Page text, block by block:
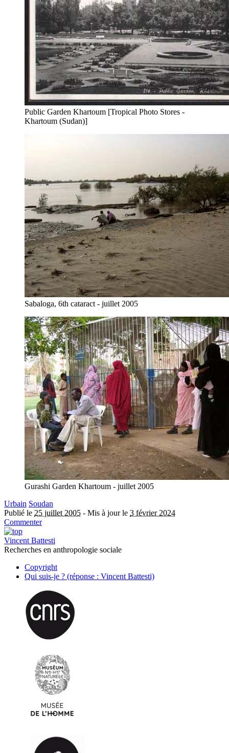
Public Garden Khartoum [Tropical Photo Stores -
Khartoum (Sudan)]
Sabaloga, 6th cataract - juillet 2005
Gurashi Garden Khartoum - juillet 2005
Urbain Soudan
Publié le 25 juillet 2005 - Mis à jour le 3 février 2024
Commenter
Vincent Battesti
Recherches en anthropologie sociale
Copyright
Qui suis-je ? (réponse : Vincent Battesti)